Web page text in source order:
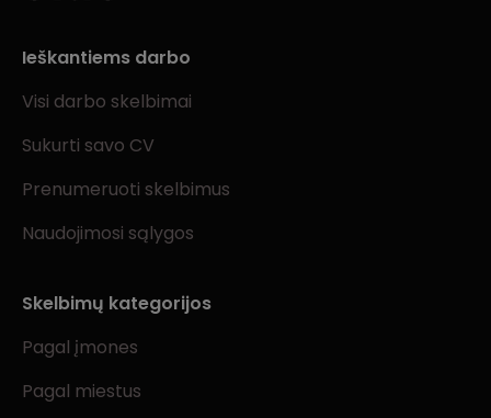
Ieškantiems darbo
Visi darbo skelbimai
Sukurti savo CV
Prenumeruoti skelbimus
Naudojimosi sąlygos
Skelbimų kategorijos
Pagal įmones
Pagal miestus